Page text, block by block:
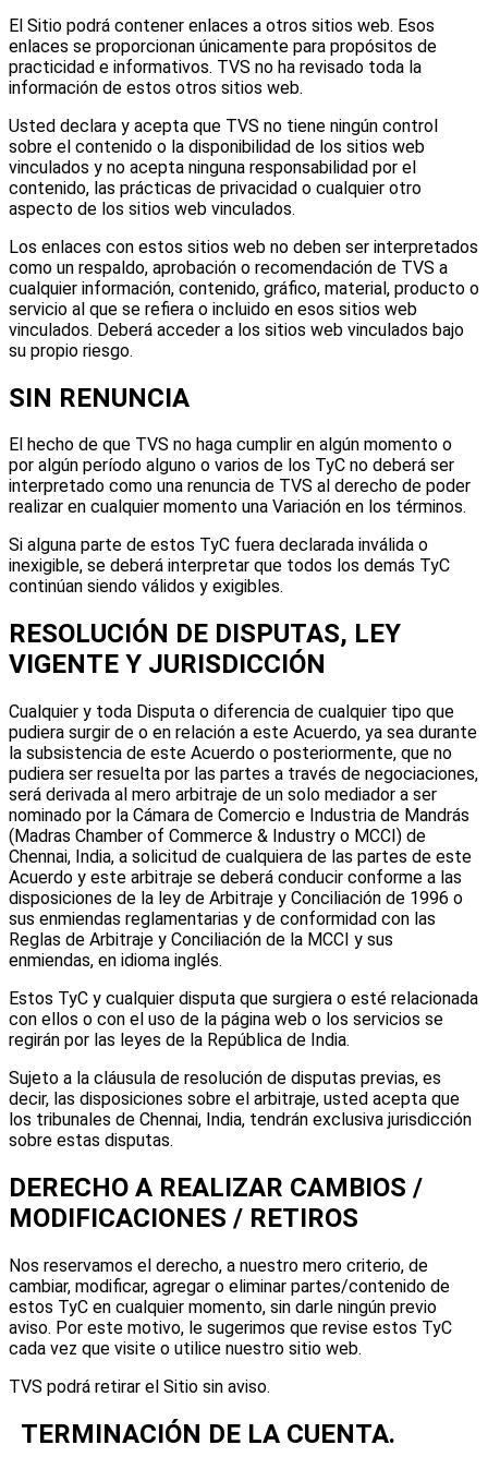
El Sitio podrá contener enlaces a otros sitios web. Esos
enlaces se proporcionan únicamente para propósitos de
practicidad e informativos. TVS no ha revisado toda la
información de estos otros sitios web.
Usted declara y acepta que TVS no tiene ningún control
sobre el contenido o la disponibilidad de los sitios web
vinculados y no acepta ninguna responsabilidad por el
contenido, las prácticas de privacidad o cualquier otro
aspecto de los sitios web vinculados.
Los enlaces con estos sitios web no deben ser interpretados
como un respaldo, aprobación o recomendación de TVS a
cualquier información, contenido, gráfico, material, producto o
servicio al que se refiera o incluido en esos sitios web
vinculados. Deberá acceder a los sitios web vinculados bajo
su propio riesgo.
SIN RENUNCIA
El hecho de que TVS no haga cumplir en algún momento o
por algún período alguno o varios de los TyC no deberá ser
interpretado como una renuncia de TVS al derecho de poder
realizar en cualquier momento una Variación en los términos.
Si alguna parte de estos TyC fuera declarada inválida o
inexigible, se deberá interpretar que todos los demás TyC
continúan siendo válidos y exigibles.
RESOLUCIÓN DE DISPUTAS, LEY
VIGENTE Y JURISDICCIÓN
Cualquier y toda Disputa o diferencia de cualquier tipo que
pudiera surgir de o en relación a este Acuerdo, ya sea durante
la subsistencia de este Acuerdo o posteriormente, que no
pudiera ser resuelta por las partes a través de negociaciones,
será derivada al mero arbitraje de un solo mediador a ser
nominado por la Cámara de Comercio e Industria de Mandrás
(Madras Chamber of Commerce & Industry o MCCI) de
Chennai, India, a solicitud de cualquiera de las partes de este
Acuerdo y este arbitraje se deberá conducir conforme a las
disposiciones de la ley de Arbitraje y Conciliación de 1996 o
sus enmiendas reglamentarias y de conformidad con las
Reglas de Arbitraje y Conciliación de la MCCI y sus
enmiendas, en idioma inglés.
Estos TyC y cualquier disputa que surgiera o esté relacionada
con ellos o con el uso de la página web o los servicios se
regirán por las leyes de la República de India.
Sujeto a la cláusula de resolución de disputas previas, es
decir, las disposiciones sobre el arbitraje, usted acepta que
los tribunales de Chennai, India, tendrán exclusiva jurisdicción
sobre estas disputas.
DERECHO A REALIZAR CAMBIOS /
MODIFICACIONES / RETIROS
Nos reservamos el derecho, a nuestro mero criterio, de
cambiar, modificar, agregar o eliminar partes/contenido de
estos TyC en cualquier momento, sin darle ningún previo
aviso. Por este motivo, le sugerimos que revise estos TyC
cada vez que visite o utilice nuestro sitio web.
TVS podrá retirar el Sitio sin aviso.
TERMINACIÓN DE LA CUENTA.